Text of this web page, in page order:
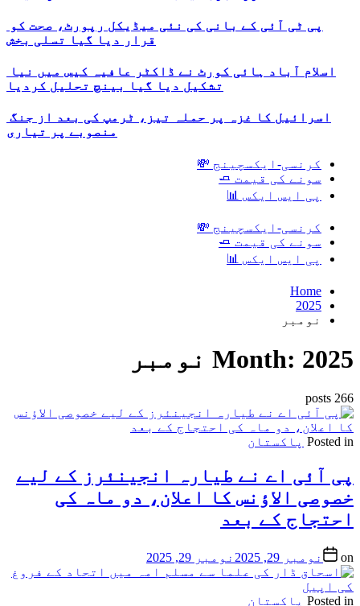
پی ٹی آئی کے بانی کی نئی میڈیکل رپورٹ، صحت کو
قرار دیا گیا تسلی بخش
اسلام آباد ہائی کورٹ نے ڈاکٹر عافیہ کیس میں نیا
تشکیل دیا گیا بینچ تحلیل کردیا
اسرائیل کا غزہ پر حملہ تیز، ٹرمپ کی بعد از جنگ
منصوبے پر تیاری
کرنسی-ایکسچینج 💸
سونے کی قیمت 🧈
پی ایس ایکس 📊
کرنسی-ایکسچینج 💸
سونے کی قیمت 🧈
پی ایس ایکس 📊
Home
2025
نومبر
Month: 2025 نومبر
266 posts
Posted in پاکستان
پی آئی اے نے طیارہ انجینئرز کے لیے
خصوصی الاؤنس کا اعلان، دو ماہ کی
احتجاج کے بعد
on نومبر 29, 2025 نومبر 29, 2025
Posted in پاکستان